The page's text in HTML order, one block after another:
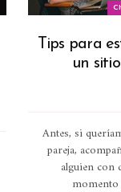
Tips para
un
Antes, si
pareja,
alguien con